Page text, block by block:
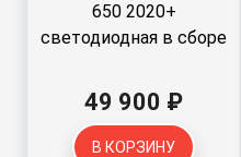
650 2020+
светодиодная в сборе
49 900 ₽
В КОРЗИНУ